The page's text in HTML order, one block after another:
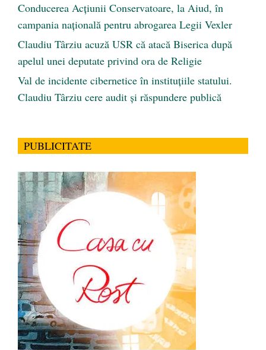
Conducerea Acțiunii Conservatoare, la Aiud, în
campania națională pentru abrogarea Legii Vexler
Claudiu Târziu acuză USR că atacă Biserica după
apelul unei deputate privind ora de Religie
Val de incidente cibernetice în instituțiile statului.
Claudiu Târziu cere audit și răspundere publică
PUBLICITATE